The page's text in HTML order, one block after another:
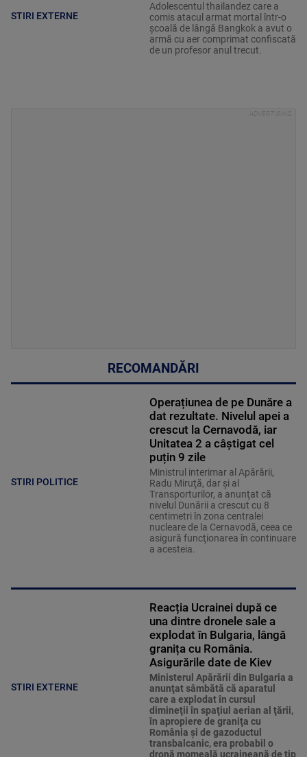
STIRI EXTERNE
Adolescentul thailandez care a
comis atacul armat mortal într-o
şcoală de lângă Bangkok a avut o
armă cu aer comprimat confiscată
de un profesor anul trecut.
RECOMANDĂRI
STIRI POLITICE
Operațiunea de pe Dunăre a
dat rezultate. Nivelul apei a
crescut la Cernavodă, iar
Unitatea 2 a câștigat cel
puțin 9 zile
Ministrul interimar al Apărării,
Radu Miruţă, dar şi al
Transporturilor, a anunţat că
nivelul Dunării a crescut cu 8
centimetri în zona centralei
nucleare de la Cernavodă, ceea ce
asigură funcţionarea în continuare
a acesteia.
STIRI EXTERNE
Reacția Ucrainei după ce
una dintre dronele sale a
explodat în Bulgaria, lângă
granița cu România.
Asigurările date de Kiev
Ministerul Apărării din Bulgaria a
anunţat sâmbătă că aparatul
care a explodat în cursul
dimineţii în spaţiul aerian al ţării,
în apropiere de graniţa cu
România şi de gazoductul
transbalcanic, era probabil o
dronă momeală ucraineană de tip